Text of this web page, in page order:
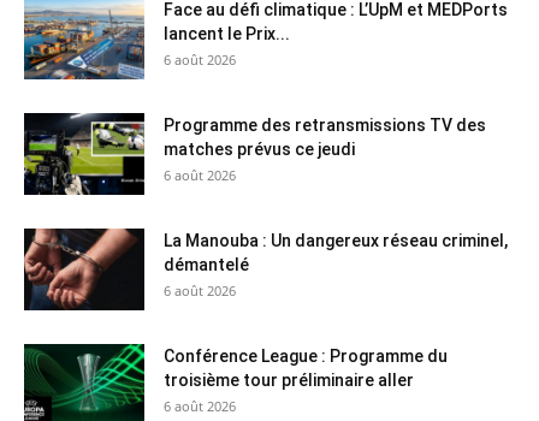
Face au défi climatique : L’UpM et MEDPorts
lancent le Prix...
6 août 2026
Programme des retransmissions TV des
matches prévus ce jeudi
6 août 2026
La Manouba : Un dangereux réseau criminel,
démantelé
6 août 2026
Conférence League : Programme du
troisième tour préliminaire aller
6 août 2026